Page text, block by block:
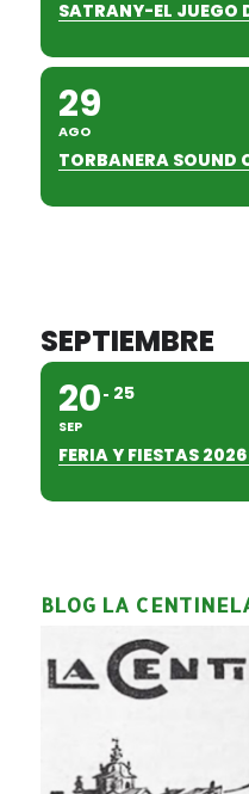
SATRANY-EL JUEGO
29
AGO
TORBANERA SOUND
SEPTIEMBRE
20
SEP
25
FERIA Y FIESTAS
BLOG LA